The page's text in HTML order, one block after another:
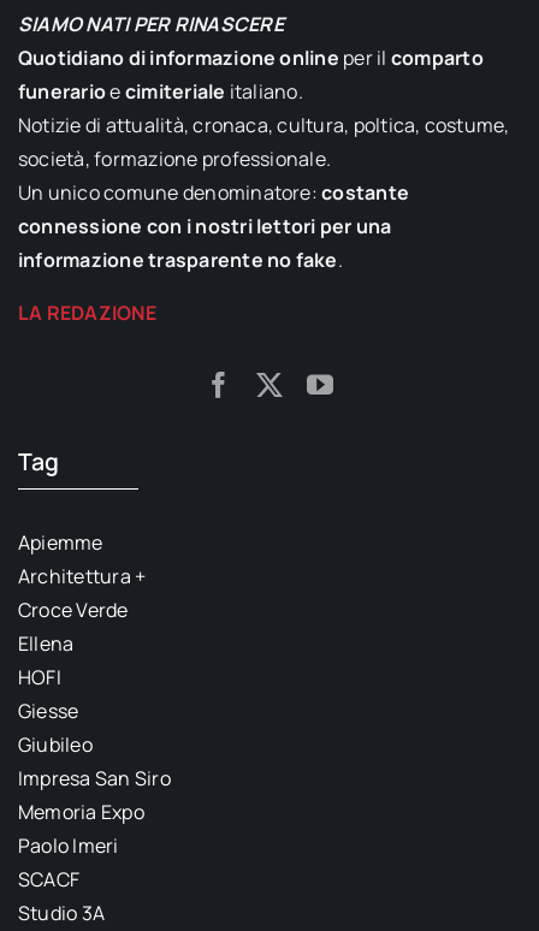
SIAMO NATI PER RINASCERE
Quotidiano di informazione online per il comparto
funerarioecimiteriale italiano.
Notizie di attualità, cronaca, cultura, poltica, costume,
società, formazione professionale.
Un unico comune denominatore:costante
connessione con i nostri lettori per una
informazione trasparente no fake.
LA REDAZIONE
Tag
Apiemme
Architettura +
Croce Verde
Ellena
HOFI
Giesse
Giubileo
Impresa San Siro
Memoria Expo
Paolo Imeri
SCACF
Studio 3A